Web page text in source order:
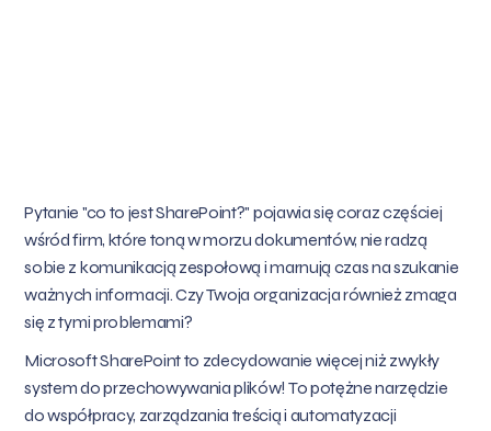
Pytanie "co to jest SharePoint?" pojawia się coraz częściej
wśród firm, które toną w morzu dokumentów, nie radzą
sobie z komunikacją zespołową i marnują czas na szukanie
ważnych informacji. Czy Twoja organizacja również zmaga
się z tymi problemami?
Microsoft SharePoint to zdecydowanie więcej niż zwykły
system do przechowywania plików! To potężne narzędzie
do współpracy, zarządzania treścią i automatyzacji